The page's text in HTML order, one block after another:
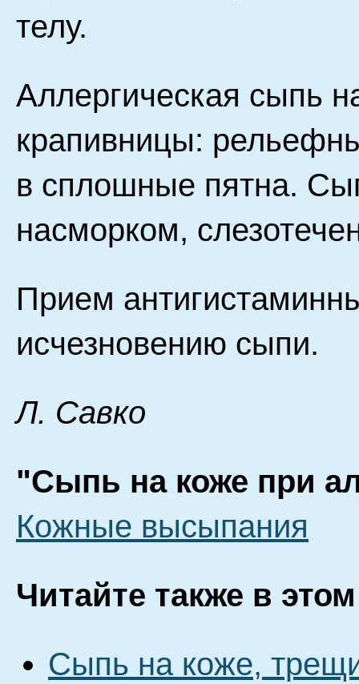
телу.
Аллергическая сыпь
крапивницы:
в сплошные пятна.
насморком,
Прием
исчезновению сыпи.
Л. Савко
"Сыпь на коже при
Кожные высыпания
Читайте также в
Сыпь на коже,